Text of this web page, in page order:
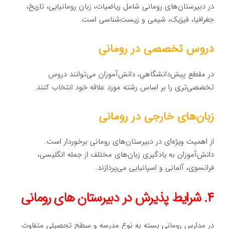
در دبیرستان‌های رومانی شامل ریاضیات، زبان رومانیایی، تاریخ،
جغرافیا، فیزیک، شیمی و زیست‌شناسی است.
دروس تخصصی در رومانی
در مقطع پیش‌دانشگاهی، دانش‌آموزان می‌توانند دروس
تخصصی‌تری را بر اساس رشته مورد علاقه خود انتخاب کنند.
زبان‌های خارجی در رومانی
از اهمیت ویژه‌ای در دبیرستان‌های رومانی برخوردار است.
دانش‌آموزان به یادگیری زبان‌های مختلف از جمله انگلیسی،
فرانسوی، آلمانی و اسپانیایی می‌پردازند.
۴. شرایط پذیرش در دبیرستان های رومانی
در مدارس رومانی بسته به نوع مدرسه و سطح تحصیلی متفاوت